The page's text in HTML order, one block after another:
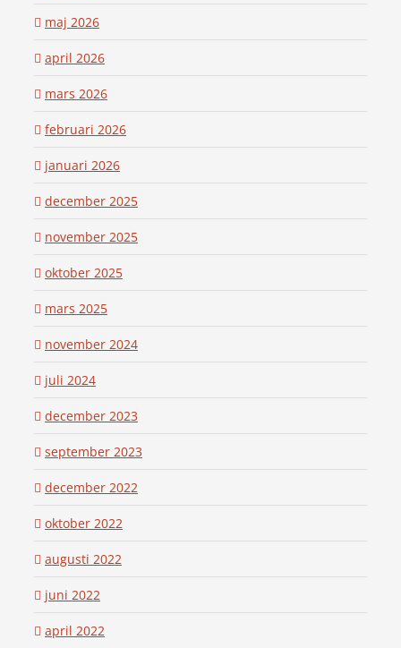
maj 2026
april 2026
mars 2026
februari 2026
januari 2026
december 2025
november 2025
oktober 2025
mars 2025
november 2024
juli 2024
december 2023
september 2023
december 2022
oktober 2022
augusti 2022
juni 2022
april 2022